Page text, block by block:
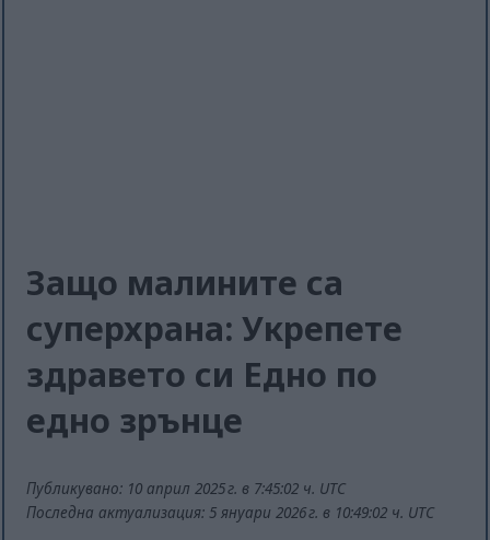
Защо малините са
суперхрана: Укрепете
здравето си Едно по
едно зрънце
Публикувано: 10 април 2025 г. в 7:45:02 ч. UTC
Последна актуализация: 5 януари 2026 г. в 10:49:02 ч. UTC